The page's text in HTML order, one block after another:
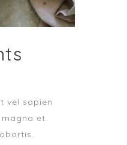
vel sapien
et.